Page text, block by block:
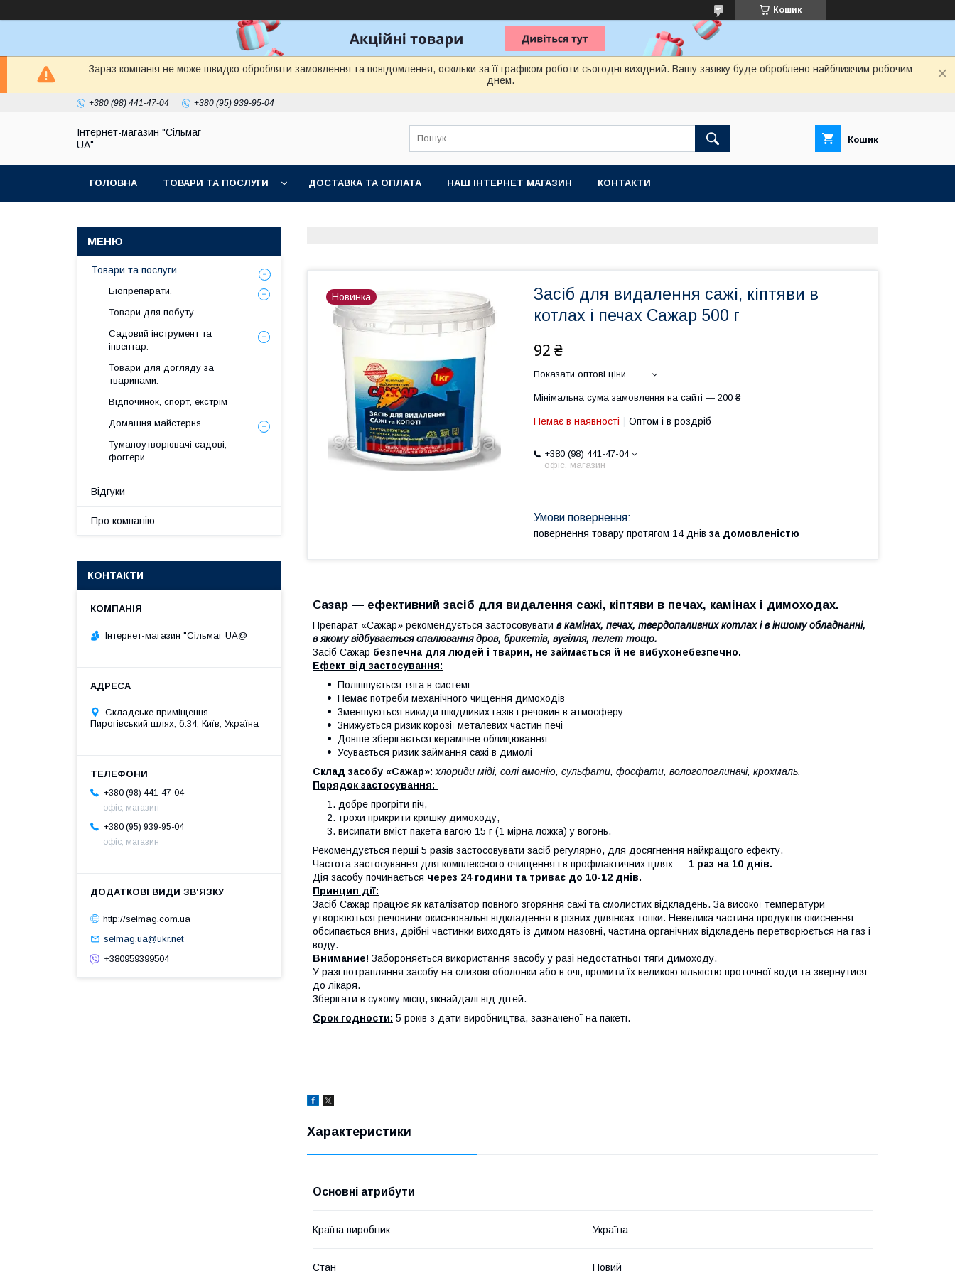
Кошик
Зараз компанія не може швидко обробляти замовлення та повідомлення, оскільки за її графіком роботи сьогодні вихідний. Вашу заявку буде оброблено найближчим робочим
днем.
+380 (98) 441-47-04 +380 (95) 939-95-04
Інтернет-магазин "Сільмаг
UA"
Кошик
ГОЛОВНА ТОВАРИ ТА ПОСЛУГИ ДОСТАВКА ТА ОПЛАТА НАШ ІНТЕРНЕТ МАГАЗИН КОНТАКТИ
Новинка
Засіб для видалення сажі, кіптяви в
котлах і печах Сажар 500 г
92 ₴
Показати оптові ціни
Мінімальна сума замовлення на сайті — 200 ₴
Немає в наявності Оптом і в роздріб
+380 (98) 441-47-04
офіс, магазин
повернення товару протягом 14 днів за домовленістю
Сазар — ефективний засіб для видалення сажі, кіптяви в печах, камінах і димоходах.
Препарат «Сажар» рекомендується застосовувати в камінах, печах, твердопаливних котлах і в іншому обладнанні,
в якому відбувається спалювання дров, брикетів, вугілля, пелет тощо.
Засіб Сажар безпечна для людей і тварин, не займається й не вибухонебезпечно.
Ефект від застосування:
Поліпшується тяга в системі
Немає потреби механічного чищення димоходів
Зменшуються викиди шкідливих газів і речовин в атмосферу
Знижується ризик корозії металевих частин печі
Довше зберігається керамічне облицювання
Усувається ризик займання сажі в димолі
Склад засобу «Сажар»:хлориди міді, солі амонію, сульфати, фосфати, вологопоглиначі, крохмаль.
Порядок застосування:
добре прогріти піч,
трохи прикрити кришку димоходу,
висипати вміст пакета вагою 15 г (1 мірна ложка) у вогонь.
Рекомендується перші 5 разів застосовувати засіб регулярно, для досягнення найкращого ефекту.
Частота застосування для комплексного очищення і в профілактичних цілях — 1 раз на 10 днів.
Дія засобу починається через 24 години та триває до 10-12 днів.
Принцип дії:
Засіб Сажар працює як каталізатор повного згоряння сажі та смолистих відкладень. За високої температури
утворюються речовини окиснювальні відкладення в різних ділянках топки. Невелика частина продуктів окиснення
обсипається вниз, дрібні частинки виходять із димом назовні, частина органічних відкладень перетворюється на газ і
воду.
Внимание! Забороняється використання засобу у разі недостатньої тяги димоходу.
У разі потрапляння засобу на слизові оболонки або в очі, промити їх великою кількістю проточної води та звернутися
до лікаря.
Зберігати в сухому місці, якнайдалі від дітей.
Срок годности: 5 років з дати виробництва, зазначеної на пакеті.
Характеристики
Основні атрибути
Країна виробник Україна
Стан Новий
Товари та послуги
Біопрепарати.
Товари для побуту
Садовий інструмент та
інвентар.
Товари для догляду за
тваринами.
Відпочинок, спорт, екстрім
Домашня майстерня
Туманоутворювачі садові,
фоггери
Відгуки
Про компанію
КОНТАКТИ
Інтернет-магазин "Сільмаг UA@
Складське приміщення.
Пирогівський шлях, б.34, Київ, Україна
+380 (98) 441-47-04
офіс, магазин
+380 (95) 939-95-04
офіс, магазин
http://selmag.com.ua
selmag.ua@ukr.net
+380959399504